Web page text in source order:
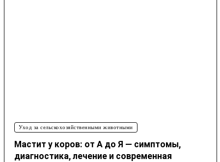
Уход за сельскохозяйственными животными
Мастит у коров: от А до Я — симптомы,
диагностика, лечение и современная